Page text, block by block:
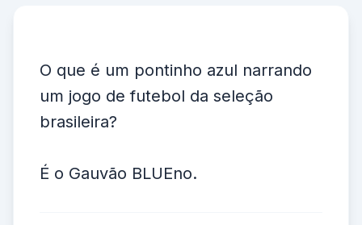
O que é um pontinho azul narrando
um jogo de futebol da seleção
brasileira?
É o Gauvão BLUEno.